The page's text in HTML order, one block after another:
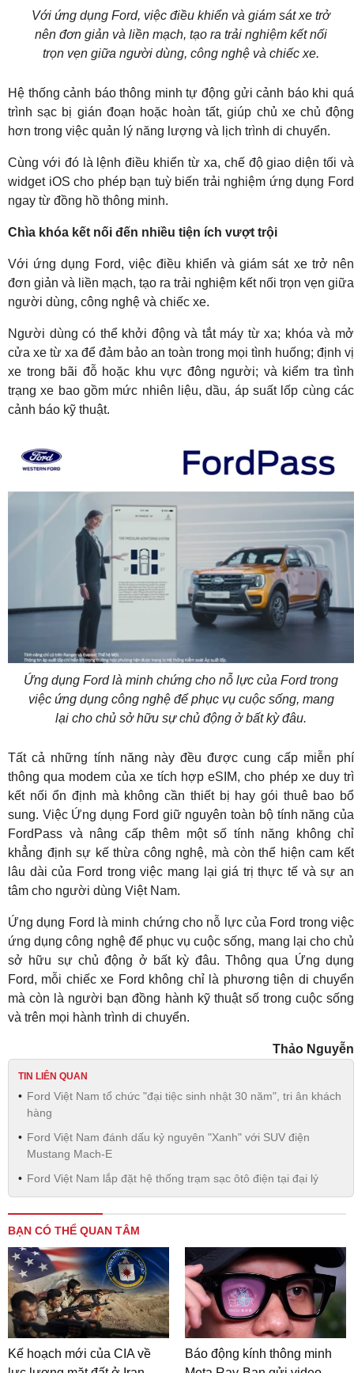
Với ứng dụng Ford, việc điều khiển và giám sát xe trở
nên đơn giản và liền mạch, tạo ra trải nghiệm kết nối
trọn vẹn giữa người dùng, công nghệ và chiếc xe.
Hệ thống cảnh báo thông minh tự động gửi cảnh báo khi quá
trình sạc bị gián đoạn hoặc hoàn tất, giúp chủ xe chủ động
hơn trong việc quản lý năng lượng và lịch trình di chuyển.
Cùng với đó là lệnh điều khiển từ xa, chế độ giao diện tối và
widget iOS cho phép bạn tuỳ biến trải nghiệm ứng dụng Ford
ngay từ đồng hồ thông minh.
Chìa khóa kết nối đến nhiều tiện ích vượt trội
Với ứng dụng Ford, việc điều khiển và giám sát xe trở nên
đơn giản và liền mạch, tạo ra trải nghiệm kết nối trọn vẹn giữa
người dùng, công nghệ và chiếc xe.
Người dùng có thể khởi động và tắt máy từ xa; khóa và mở
cửa xe từ xa để đảm bảo an toàn trong mọi tình huống; định vị
xe trong bãi đỗ hoặc khu vực đông người; và kiểm tra tình
trạng xe bao gồm mức nhiên liệu, dầu, áp suất lốp cùng các
cảnh báo kỹ thuật.
Ứng dụng Ford là minh chứng cho nỗ lực của Ford trong
việc ứng dụng công nghệ để phục vụ cuộc sống, mang
lại cho chủ sở hữu sự chủ động ở bất kỳ đâu.
Tất cả những tính năng này đều được cung cấp miễn phí
thông qua modem của xe tích hợp eSIM, cho phép xe duy trì
kết nối ổn định mà không cần thiết bị hay gói thuê bao bổ
sung. Việc Ứng dụng Ford giữ nguyên toàn bộ tính năng của
FordPass và nâng cấp thêm một số tính năng không chỉ
khẳng định sự kế thừa công nghệ, mà còn thể hiện cam kết
lâu dài của Ford trong việc mang lại giá trị thực tế và sự an
tâm cho người dùng Việt Nam.
Ứng dụng Ford là minh chứng cho nỗ lực của Ford trong việc
ứng dụng công nghệ để phục vụ cuộc sống, mang lại cho chủ
sở hữu sự chủ động ở bất kỳ đâu. Thông qua Ứng dụng
Ford, mỗi chiếc xe Ford không chỉ là phương tiện di chuyển
mà còn là người bạn đồng hành kỹ thuật số trong cuộc sống
và trên mọi hành trình di chuyển.
Thảo Nguyễn
TIN LIÊN QUAN
Ford Việt Nam tổ chức "đại tiệc sinh nhật 30 năm", tri ân khách
hàng
Ford Việt Nam đánh dấu kỷ nguyên "Xanh" với SUV điện
Mustang Mach-E
Ford Việt Nam lắp đặt hệ thống trạm sạc ôtô điện tại đại lý
BẠN CÓ THỂ QUAN TÂM
Kế hoạch mới của CIA về
Báo động kính thông minh